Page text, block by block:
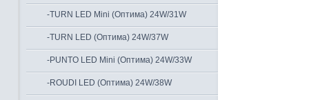
-TURN LED Mini (Оптима) 24W/31W
-TURN LED (Оптима) 24W/37W
-PUNTO LED Mini (Оптима) 24W/33W
-ROUDI LED (Оптима) 24W/38W